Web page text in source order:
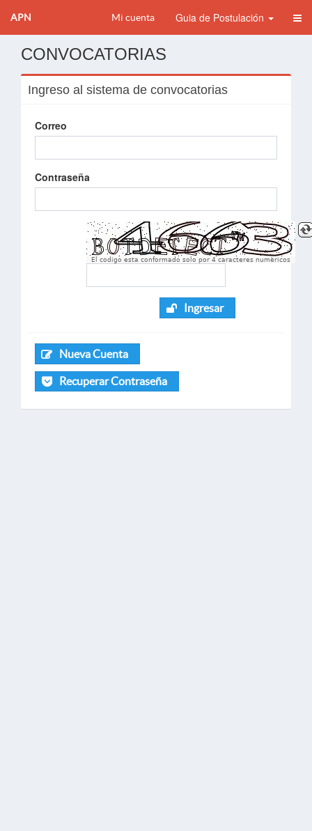
APN Mi cuenta Guia de Postulación
CONVOCATORIAS
Ingreso al sistema de convocatorias
Correo
Contraseña
El codigo esta conformado solo por 4 caracteres numèricos
Ingresar
Nueva Cuenta
Recuperar Contraseña